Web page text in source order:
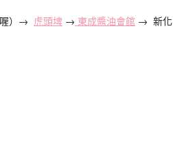
喔）→ 虎頭埤 → 東成醬油會館 → 新化